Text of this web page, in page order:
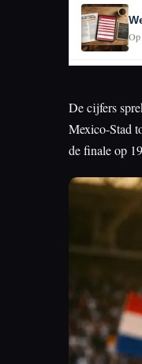
Op
De cijfers
Mexico-Stad
de finale op